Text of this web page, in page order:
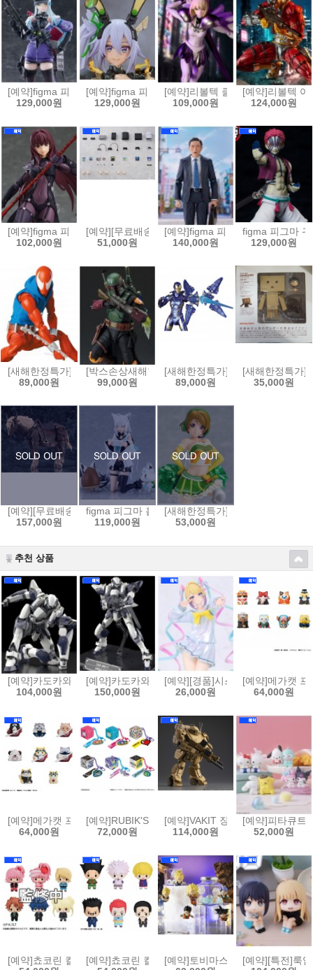
[예약]figma 피그마 소녀전선2 망명 - 클루카이[4545784070420]
129,000원
[예약]figma 피그마 바니 슈트 플래닝 - 실버 배럴
129,000원
[예약]리볼텍 클레이모어 - 클레
109,000원
[예약]리볼텍
124,000원
[예약]figma 피그마 Fate/Grand Order 랜서/스카사하
102,000원
[예약][무료배송]figma 피그마 플러스 플레이스테이
51,000원
[예약]figma 피그마 고독한 미식
140,000원
figma 피그마
129,000원
[새해한정특가]MAFEX No.186 스칼렛 스파이더(코믹 COMIC
89,000원
[박스손상새해한정특가]S.H.Figuarts 스타워즈:북
99,000원
[새해한정특가]MAFEX 마펙스
89,000원
[새해한정특가]
35,000원
[예약][무료배송]figma 피그마 엘든링 - 영마 토렌트[4545784069653]
157,000원
figma 피그마 홀로라이브 - 시라카미 후부키
119,000원
[새해한정특가]figFIX 피그픽스
53,000원
추천 상품
[예약]카도카와 플라스틱 모델 시리즈 풀 메탈 패닉 - 아바레스트
104,000원
[예약]카도카와 플라스틱 모델 시리즈 풀 메탈 패닉
150,000원
[예약][경품]시스템 서비스 Vivit
26,000원
[예약]메가캣
64,000원
[예약]메가캣 프로젝트 냐루토 나루토 질풍전 - 사제, 인연 편
64,000원
[예약]RUBIK'S ID 다마고치(6개박스판매
72,000원
[예약]VAKIT 장갑기병 보톰즈 회
114,000원
[예약]피타큐트
52,000원
[예약]쵸코린 컬렉션 캐릭캐릭 체인지(6개박스판매)[4535123852909]
[예약]쵸코린 컬렉션 헌터x헌터(6개박스판매
[예약]토비마스 드래곤볼 Vol.3 (6
[예약][특전]룩